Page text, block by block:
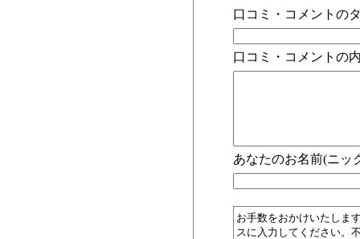
口コミ・コメントの
口コミ・コメントの
あなたのお名前(ニッ
お手数をおかけいたしま
スに入力してください。